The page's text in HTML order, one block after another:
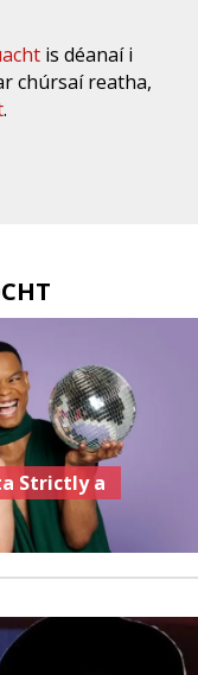
is déanaí i
chúrsaí reatha,
.
Strictly a